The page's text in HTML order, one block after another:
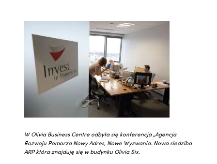
W Olivia Business Centre odbyła się konferencja „Agencja
Rozwoju Pomorza Nowy Adres, Nowe Wyzwania. Nowa siedziba
ARP która znajduję się w budynku Olivia Six.